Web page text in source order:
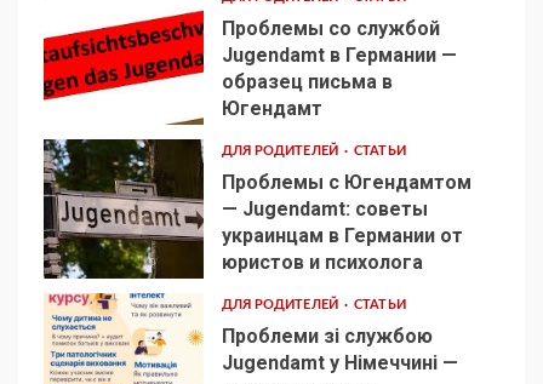
2
Проблемы со службой
Jugendamt в Германии —
образец письма в
Югендамт
3
ДЛЯ РОДИТЕЛЕЙ СТАТЬИ
Проблемы с Югендамтом
— Jugendamt: советы
украинцам в Германии от
юристов и психолога
ДЛЯ РОДИТЕЛЕЙ СТАТЬИ
Проблеми зі службою
Jugendamt у Німеччині —